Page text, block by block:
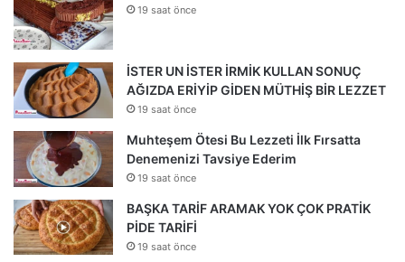
19 saat önce
İSTER UN İSTER İRMİK KULLAN SONUÇ
AĞIZDA ERİYİP GİDEN MÜTHİŞ BİR LEZZET
19 saat önce
Muhteşem Ötesi Bu Lezzeti İlk Fırsatta
Denemenizi Tavsiye Ederim
19 saat önce
BAŞKA TARİF ARAMAK YOK ÇOK PRATİK
PİDE TARİFİ
19 saat önce